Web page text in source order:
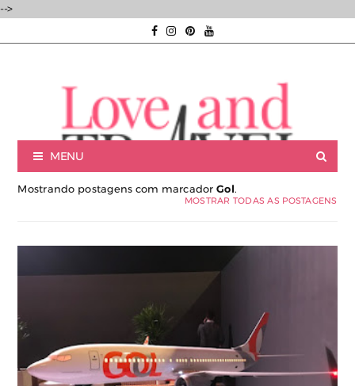
-->
Luxury experiences | Viagens Incríveis | Experiências únicas |
Consultoria de Viagens de Luxo
MENU
Mostrando postagens com marcador Gol.
MOSTRAR TODAS AS POSTAGENS